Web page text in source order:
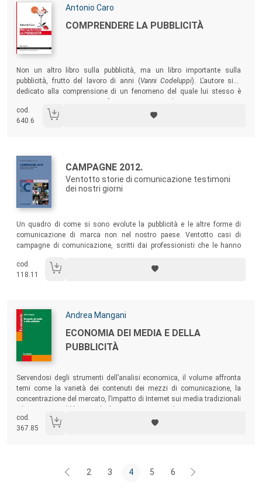
Autori:
Antonio Caro
Titolo:
COMPRENDERE LA PUBBLICITÀ
Non un altro libro sulla pubblicità, ma un libro importante sulla
pubblicità, frutto del lavoro di anni (Vanni Codeluppi). L’autore si è
dedicato alla comprensione di un fenomeno del quale lui stesso è
cod.
640.6
Autori:
Titolo:
CAMPAGNE 2012.
Ventotto storie di comunicazione testimoni
dei nostri giorni
Un quadro di come si sono evolute la pubblicità e le altre forme di
comunicazione di marca non nel nostro paese. Ventotto casi di
campagne di comunicazione, scritti dai professionisti che le hanno
cod.
118.11
Autori:
Andrea Mangani
Titolo:
ECONOMIA DEI MEDIA E DELLA
PUBBLICITÀ
Sommario:
Servendosi degli strumenti dell’analisi economica, il volume affronta
temi come la varietà dei contenuti dei mezzi di comunicazione, la
concentrazione del mercato, l’impatto di Internet sui media tradizionali
descritte le principali forme di intervento pubblico.
cod.
367.85
2 3 4 5 6